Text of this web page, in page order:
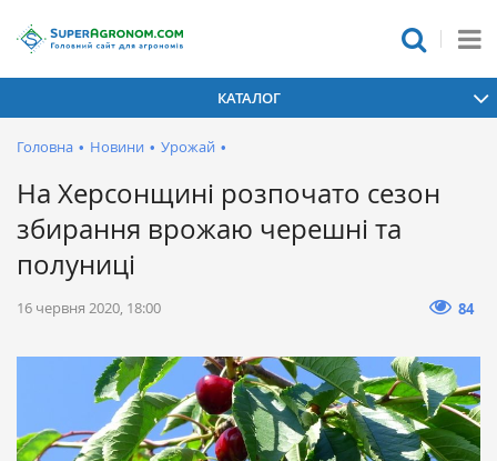
КАТАЛОГ
Головна • Новини • Урожай •
На Херсонщині розпочато сезон
збирання врожаю черешні та
полуниці
16 червня 2020, 18:00 84